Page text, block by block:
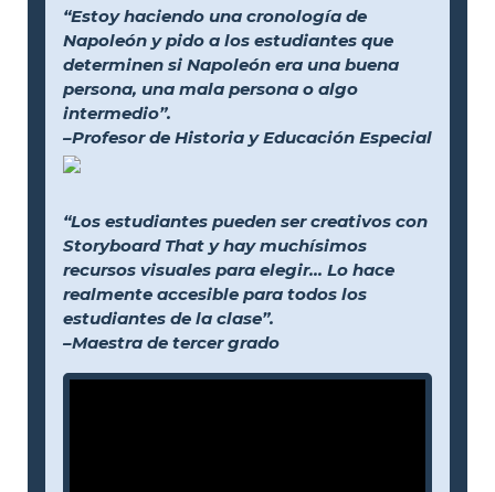
“Estoy haciendo una cronología de
Napoleón y pido a los estudiantes que
determinen si Napoleón era una buena
persona, una mala persona o algo
intermedio”.
–Profesor de Historia y Educación Especial
“Los estudiantes pueden ser creativos con
Storyboard That y hay muchísimos
recursos visuales para elegir... Lo hace
realmente accesible para todos los
estudiantes de la clase”.
–Maestra de tercer grado